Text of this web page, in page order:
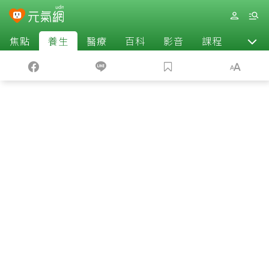
焦點 養生 醫療 百科 影音 課程 退休